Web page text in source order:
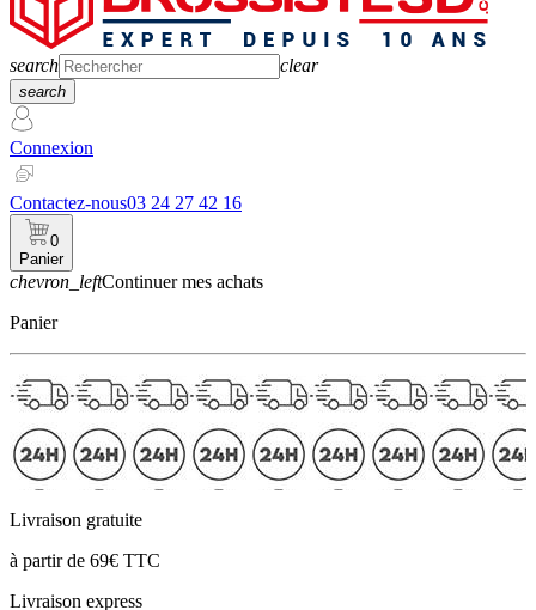
search clear
search
Connexion
Contactez-nous03 24 27 42 16
0
Panier
chevron_leftContinuer mes achats
Panier
Livraison gratuite
à partir de 69€ TTC
Livraison express